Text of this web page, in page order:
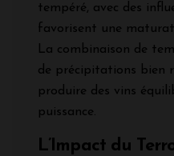
tempéré, avec des
favorisent une
La combinaison de
de précipitations bien
produire des vins
puissance.
L’Impact du